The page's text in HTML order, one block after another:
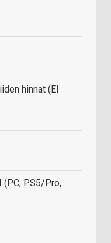
hinnat (EI
(PC, PS5/Pro,